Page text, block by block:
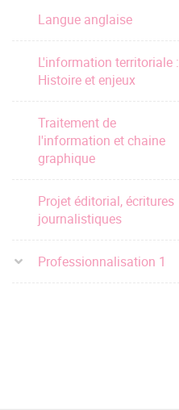
Langue anglaise
L'information territoriale :
Histoire et enjeux
Traitement de
l'information et chaine
graphique
Projet éditorial, écritures
journalistiques
Professionnalisation 1